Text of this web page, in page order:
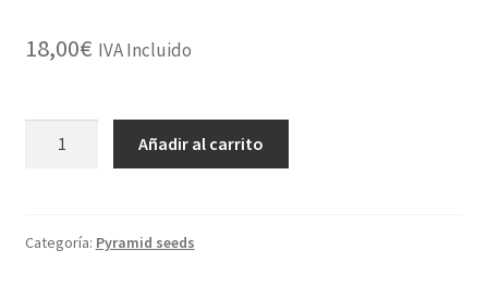
18,00€ IVA Incluido
Añadir al carrito
Categoría: Pyramid seeds